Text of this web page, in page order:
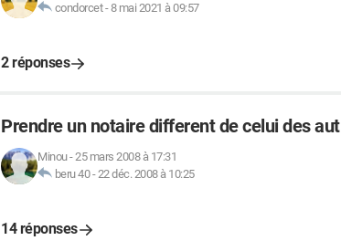
condorcet-8 mai 2021 à 09:57
2 réponses
Prendre un notaire different de celui des aut
Minou-25 mars 2008 à 17:31
beru 40-22 déc. 2008 à 10:25
14 réponses